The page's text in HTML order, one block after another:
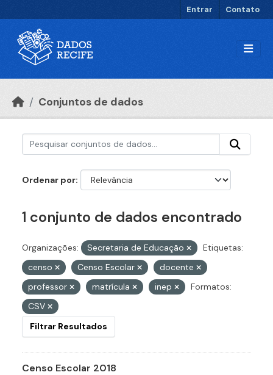
Entrar Contato
Conjuntos de dados
Ordenar por
1 conjunto de dados encontrado
Organizações: Secretaria de Educação
Etiquetas:
censo
Censo Escolar
docente
professor
matrícula inep
Formatos:
CSV
Filtrar Resultados
Censo Escolar 2018